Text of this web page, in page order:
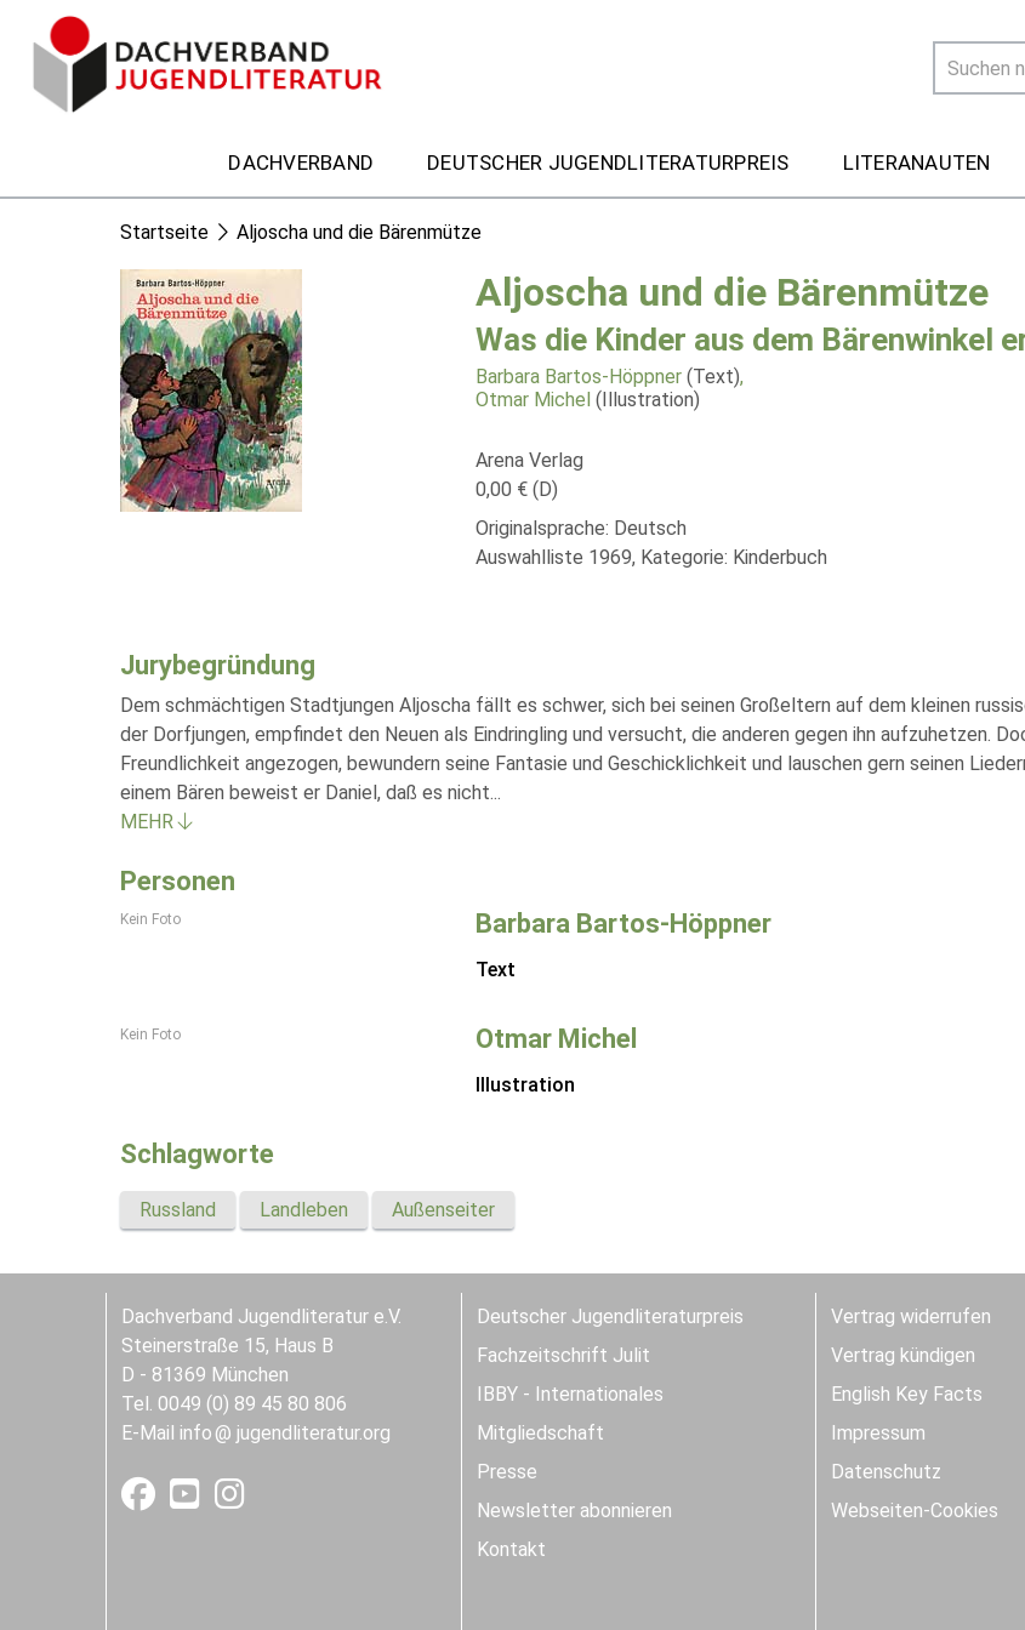
DACHVERBAND DEUTSCHER JUGENDLITERATURPREIS LITERANAUTEN
Startseite Aljoscha und die Bärenmütze
Aljoscha und die Bärenmütze
Was die Kinder aus dem Bärenwinkel
Barbara Bartos-Höppner (Text),
Otmar Michel (Illustration)
Arena Verlag
0,00 € (D)
Originalsprache: Deutsch
Auswahlliste 1969, Kategorie: Kinderbuch
Jurybegründung
Dem schmächtigen Stadtjungen Aljoscha fällt es schwer, sich bei seinen Großeltern auf dem kleinen
der Dorfjungen, empfindet den Neuen als Eindringling und versucht, die anderen gegen ihn aufzuhetzen.
Freundlichkeit angezogen, bewundern seine Fantasie und Geschicklichkeit und lauschen gern seinen
einem Bären beweist er Daniel, daß es nicht...
MEHR
Personen
Kein Foto Barbara Bartos-Höppner
Text
Kein Foto Otmar Michel
Illustration
Schlagworte
Russland Landleben Außenseiter
Dachverband Jugendliteratur e.V.
Steinerstraße 15, Haus B
D - 81369 München
Tel. 0049 (0) 89 45 80 806
E-Mail info jugendliteratur.org
Deutscher Jugendliteraturpreis
Fachzeitschrift Julit
IBBY - Internationales
Mitgliedschaft
Presse
Newsletter abonnieren
Kontakt
Vertrag widerrufen
Vertrag kündigen
English Key Facts
Impressum
Datenschutz
Webseiten-Cookies